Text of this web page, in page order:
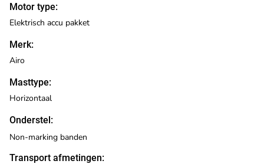
Motor type:
Merk:
Masttype:
Transport afmetingen:
Elektrisch accu pakket
Airo
Horizontaal
Onderstel:
Non-marking banden